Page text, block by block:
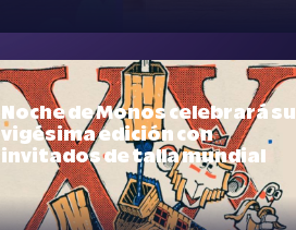
Noche de Monos celebrará su
vigésima edición con
invitados de talla mundial